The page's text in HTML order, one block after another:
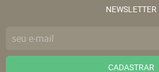
NEWSLETTER
CADASTRAR